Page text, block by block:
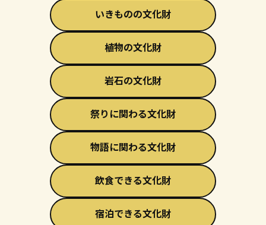
いきものの文化財
植物の文化財
岩石の文化財
祭りに関わる文化財
物語に関わる文化財
飲食できる文化財
宿泊できる文化財